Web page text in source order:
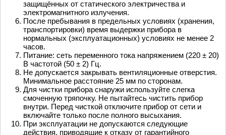
защищённых от статического электричества и
электромагнитного излучения.
После пребывания в предельных условиях (хранения,
транспортировки) время выдержки прибора в
нормальных (эксплуатационных) условиях не менее 2
часов.
Питание: сеть переменного тока напряжением (220 ± 20)
В частотой (50 ± 2) Гц.
Не допускается закрывать вентиляционные отверстия.
Минимальное расстояние 25 мм по сторонам.
Для чистки прибора снаружи используйте слегка
смоченную тряпочку. Не пытайтесь чистить прибор
внутри. Перед чисткой отключите прибор от сети и
включайте только после полного высыхания.
При эксплуатации не допускаются следующие
действия, приводящие к отказу от гарантийного